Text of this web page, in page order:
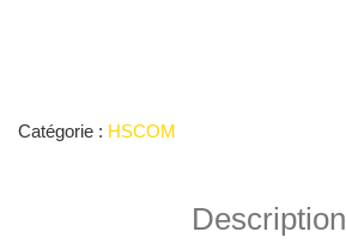
Catégorie : HSCOM
Description